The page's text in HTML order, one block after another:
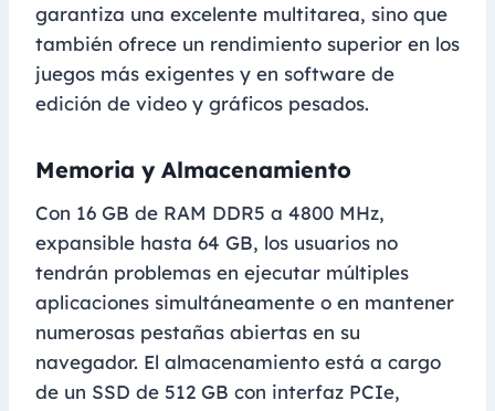
garantiza una excelente multitarea, sino que
también ofrece un rendimiento superior en los
juegos más exigentes y en software de
edición de video y gráficos pesados.
Memoria y Almacenamiento
Con 16 GB de RAM DDR5 a 4800 MHz,
expansible hasta 64 GB, los usuarios no
tendrán problemas en ejecutar múltiples
aplicaciones simultáneamente o en mantener
numerosas pestañas abiertas en su
navegador. El almacenamiento está a cargo
de un SSD de 512 GB con interfaz PCIe,